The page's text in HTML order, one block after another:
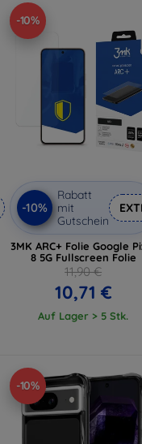
-10%
-10%
Rabatt
mit
Gutschein
3MK ARC+ Folie Google
8 5G Fullscreen Folie
11,90 €
10,71 €
Auf Lager > 5 Stk.
-10%